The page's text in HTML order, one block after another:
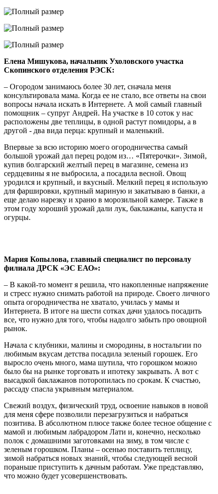
Елена Мишукова, начальник Ухоловского участка
Скопинского отделения РЭСК:
– Огородом занимаюсь более 30 лет, сначала меня
консультировала мама. Когда ее не стало, все ответы на свои
вопросы начала искать в Интернете. А мой самый главный
помощник – супруг Андрей. На участке в 10 соток у нас
расположены две теплицы, в одной растут помидоры, а в
другой - два вида перца: крупный и маленький.
Впервые за всю историю моего огородничества самый
большой урожай дал перец родом из… «Пятерочки». Зимой,
купив болгарский желтый перец в магазине, семена из
сердцевины я не выбросила, а посадила весной. Овощ
уродился и крупный, и вкусный. Мелкий перец я использую
для фаршировки, крупный мариную и закатываю в банки, а
еще делаю нарезку и храню в морозильной камере. Также в
этом году хороший урожай дали лук, баклажаны, капуста и
огурцы.
Мария Копылова, главный специалист по персоналу
филиала ДРСК «ЭС ЕАО»:
– В какой-то момент я решила, что накопленные напряжение
и стресс нужно снимать работой на природе. Своего личного
опыта огородничества не хватало, училась у мамы и
Интернета. В итоге на шести сотках дачи удалось посадить
все, что нужно для того, чтобы надолго забыть про овощной
рынок.
Начала с клубники, малины и смородины, в ностальгии по
любимым вкусам детства посадила зеленый горошек. Его
выросло очень много, мама шутила, что горошком можно
было бы на рынке торговать и ипотеку закрывать. А вот с
высадкой баклажанов поторопилась по срокам. К счастью,
рассаду спасла укрывным материалом.
Свежий воздух, физический труд, освоение навыков в новой
для меня сфере позволили перезагрузиться и набраться
позитива. В абсолютном плюсе также более тесное общение с
мамой и любимым лабрадором Лати и, конечно, несколько
полок с домашними заготовками на зиму, в том числе с
зеленым горошком. Планы – осенью поставить теплицу,
зимой набраться новых знаний, чтобы следующей весной
пораньше приступить к дачным работам. Уже представляю,
что можно будет усовершенствовать.